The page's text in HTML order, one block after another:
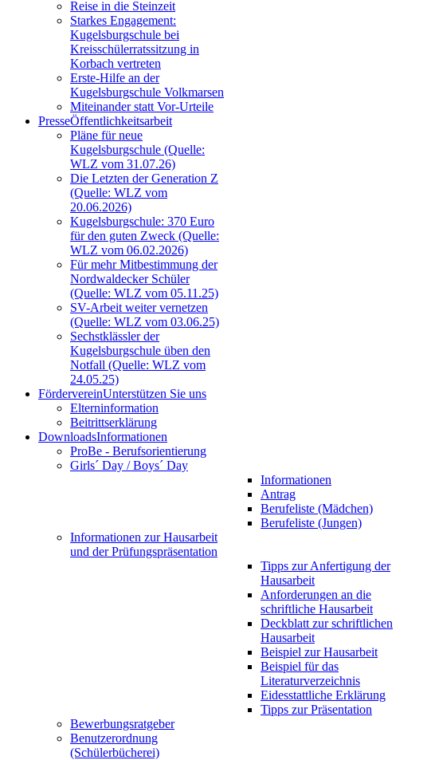
Reise in die Steinzeit
Starkes Engagement:
Kugelsburgschule bei
Kreisschülerratssitzung in
Korbach vertreten
Erste-Hilfe an der
Kugelsburgschule Volkmarsen
Miteinander statt Vor-Urteile
PresseÖffentlichkeitsarbeit
Pläne für neue
Kugelsburgschule (Quelle:
WLZ vom 31.07.26)
Die Letzten der Generation Z
(Quelle: WLZ vom
20.06.2026)
Kugelsburgschule: 370 Euro
für den guten Zweck (Quelle:
WLZ vom 06.02.2026)
Für mehr Mitbestimmung der
Nordwaldecker Schüler
(Quelle: WLZ vom 05.11.25)
SV-Arbeit weiter vernetzen
(Quelle: WLZ vom 03.06.25)
Sechstklässler der
Kugelsburgschule üben den
Notfall (Quelle: WLZ vom
24.05.25)
FördervereinUnterstützen Sie uns
Elterninformation
Beitrittserklärung
DownloadsInformationen
ProBe - Berufsorientierung
Girls´ Day / Boys´ Day
Informationen
Antrag
Berufeliste (Mädchen)
Berufeliste (Jungen)
Informationen zur Hausarbeit
und der Prüfungspräsentation
Tipps zur Anfertigung der
Hausarbeit
Anforderungen an die
schriftliche Hausarbeit
Deckblatt zur schriftlichen
Hausarbeit
Beispiel zur Hausarbeit
Beispiel für das
Literaturverzeichnis
Eidesstattliche Erklärung
Tipps zur Präsentation
Bewerbungsratgeber
Benutzerordnung
(Schülerbücherei)